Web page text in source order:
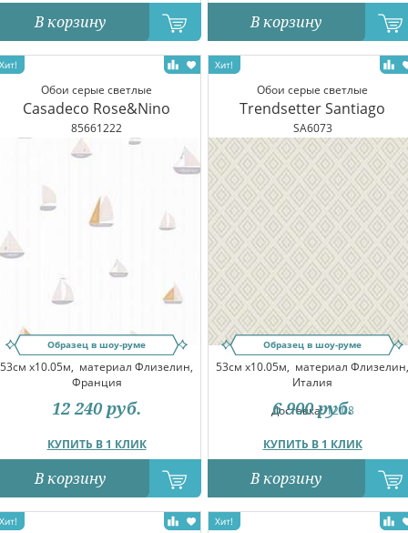
В корзину В корзину
Обои серые светлые
Casadeco Rose&Nino
85661222
Образец в шоу-руме
53см x10.05м, материал Флизелин,
Франция
КУПИТЬ В 1 КЛИК
12 240 руб.
В корзину
Обои серые светлые
Trendsetter Santiago
SA6073
Образец в шоу-руме
53см x10.05м, материал Флизелин,
Италия
Доставка:12.08
КУПИТЬ В 1 КЛИК
6 900 руб.
В корзину